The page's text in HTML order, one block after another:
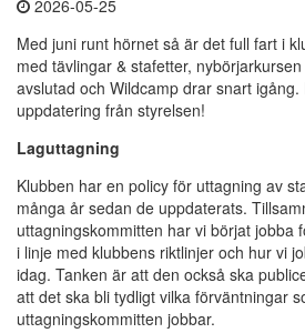
2026-05-25
Med juni runt hörnet så är det full fart i
med tävlingar & stafetter,
avslutad och Wildcamp drar snart
uppdatering från styrelsen!
Laguttagning
Klubben har en policy för uttagning av
många år sedan de uppdaterats.
uttagningskommitten har vi börjat jobba
i linje med klubbens riktlinjer och hur vi
idag. Tanken är att den också ska
att det ska bli tydligt vilka förväntningar
uttagningskommitten jobbar.